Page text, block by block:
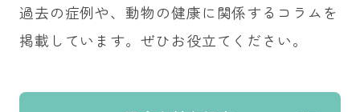
過去の症例や、動物の健康に関係するコラムを
掲載しています。ぜひお役立てください。